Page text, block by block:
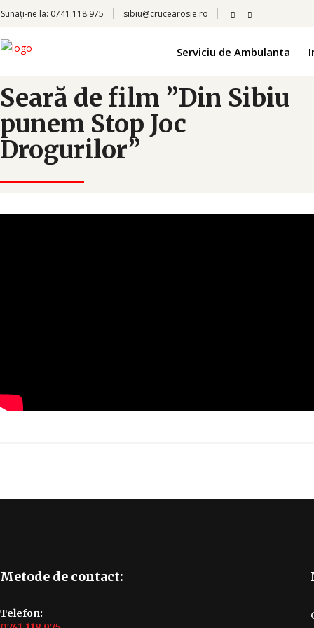
Sunați-ne la: 0741.118.975 sibiu@crucearosie.ro
Serviciu de Ambulanta
Seară de film ”Din Sibiu
punem Stop Joc
Drogurilor”
Metode de contact:
Telefon: